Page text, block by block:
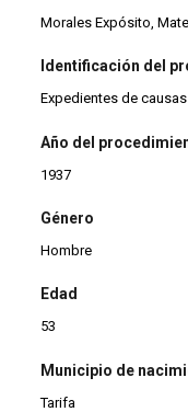
Morales Expósito,
Identificación del
Expedientes de
Año del
1937
Género
Hombre
Edad
53
Municipio de
Tarifa